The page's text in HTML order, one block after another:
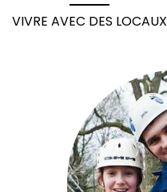
VIVRE AVEC DES LOCAUX